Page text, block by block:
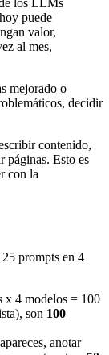
los LLMs
puede
valor,
al mes,
mejorado o
decidir
contenido,
páginas. Esto es
con la
prompts en 4
x 4 modelos = 100
son 100
anotar